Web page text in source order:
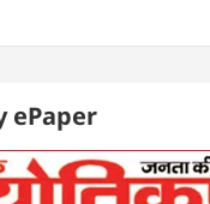
ePaper